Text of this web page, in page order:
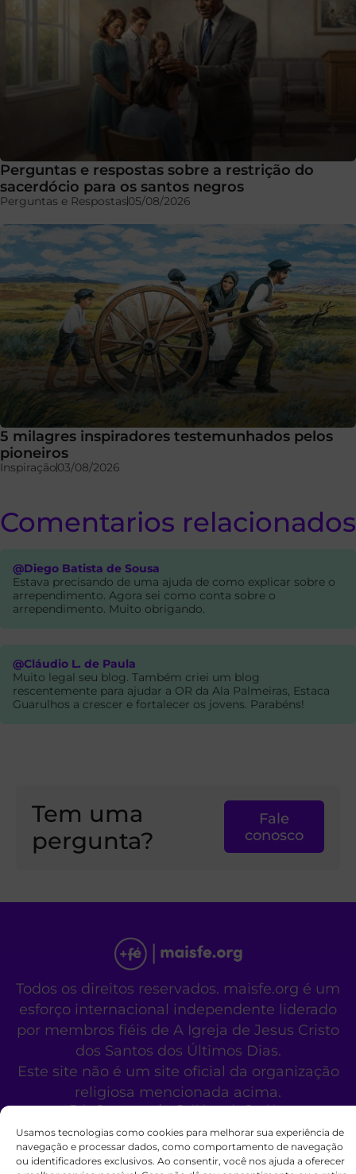
Usamos tecnologias como cookies para melhorar sua experiência de
navegação e processar dados, como comportamento de navegação
ou identificadores exclusivos. Ao consentir, você nos ajuda a oferecer
Perguntas e respostas sobre a restrição do
sacerdócio para os santos negros
Perguntas e Respostas05/08/2026
5 milagres inspiradores testemunhados pelos
pioneiros
Inspiração03/08/2026
Comentarios relacionados
@Diego Batista de Sousa
Estava precisando de uma ajuda de como explicar sobre o
arrependimento. Agora sei como conta sobre o
arrependimento. Muito obrigando.
@Cláudio L. de Paula
Muito legal seu blog. Também criei um blog
rescentemente para ajudar a OR da Ala Palmeiras, Estaca
Guarulhos a crescer e fortalecer os jovens. Parabéns!
Tem uma
pergunta?
Fale
conosco
Todos os direitos reservados. maisfe.org é um
esforço internacional independente liderado
por membros fiéis de A Igreja de Jesus Cristo
dos Santos dos Últimos Dias.
Este site não é um site oficial da organização
religiosa mencionada acima.
Fale Conosco Políticas de Cookies